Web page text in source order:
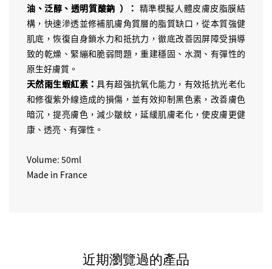
油、泛醇、透明質酸鈉 ）： 精準模擬人體皮膚皮脂膜結
構，快速滲透並修補肌膚角質層的脂質缺口，從本質強健
肌底，恢復自身鎖水力和抵抗力，徹底改善因屏障受損導
致的乾燥、緊繃和脆弱問題，重建穩固、水潤、有彈性的
原生好膚質。
天然雨生蝦紅素：具有超強抗氧化能力，有效抵抗光老化
和修復紫外線造成的損傷，並有效抑制黑色素，改善膚色
暗沉，提亮膚色，減少皺紋，延緩肌膚老化，使皮膚更健
康、透亮、有彈性。
Volume: 50ml
Made in France
近期瀏覽過的產品